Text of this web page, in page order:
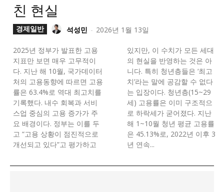
친 현실
경제일반 석성민 - 2026년 1월 13일
2025년 정부가 발표한 고용
지표만 보면 매우 고무적이
다. 지난 해 10월, 국가데이터
처의 고용동향에 따르면 고용
률은 63.4%로 역대 최고치를
기록했다. 내수 회복과 서비
스업 중심의 고용 증가가 주
요 배경이다. 정부는 이를 두
고 “고용 상황이 점진적으로
개선되고 있다”고 평가하고
있지만, 이 수치가 모든 세대
의 현실을 반영하는 것은 아
니다. 특히 청년층들은 ‘최고
치’라는 말에 공감할 수 없다
는 입장이다. 청년층(15~29
세) 고용률은 이미 구조적으
로 하락세가 굳어졌다. 지난
해 1~10월 청년 평균 고용률
은 45.13%로, 2022년 이후 3
년 연속...